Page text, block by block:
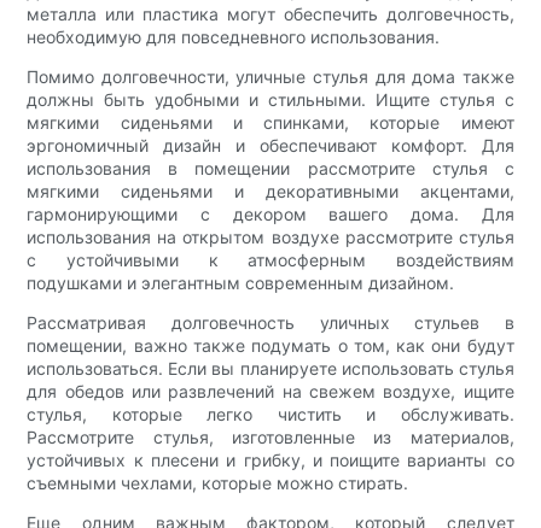
металла или пластика могут обеспечить долговечность,
необходимую для повседневного использования.
Помимо долговечности, уличные стулья для дома также
должны быть удобными и стильными. Ищите стулья с
мягкими сиденьями и спинками, которые имеют
эргономичный дизайн и обеспечивают комфорт. Для
использования в помещении рассмотрите стулья с
мягкими сиденьями и декоративными акцентами,
гармонирующими с декором вашего дома. Для
использования на открытом воздухе рассмотрите стулья
с устойчивыми к атмосферным воздействиям
подушками и элегантным современным дизайном.
Рассматривая долговечность уличных стульев в
помещении, важно также подумать о том, как они будут
использоваться. Если вы планируете использовать стулья
для обедов или развлечений на свежем воздухе, ищите
стулья, которые легко чистить и обслуживать.
Рассмотрите стулья, изготовленные из материалов,
устойчивых к плесени и грибку, и поищите варианты со
съемными чехлами, которые можно стирать.
Еще одним важным фактором, который следует